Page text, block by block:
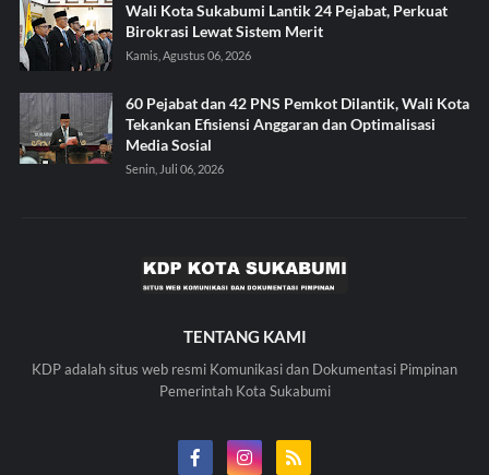
Wali Kota Sukabumi Lantik 24 Pejabat, Perkuat
Birokrasi Lewat Sistem Merit
Kamis, Agustus 06, 2026
60 Pejabat dan 42 PNS Pemkot Dilantik, Wali Kota
Tekankan Efisiensi Anggaran dan Optimalisasi
Media Sosial
Senin, Juli 06, 2026
TENTANG KAMI
KDP adalah situs web resmi Komunikasi dan Dokumentasi Pimpinan
Pemerintah Kota Sukabumi